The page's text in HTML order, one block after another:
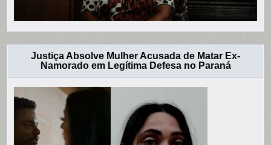
Justiça Absolve Mulher Acusada de Matar Ex-
Namorado em Legítima Defesa no Paraná